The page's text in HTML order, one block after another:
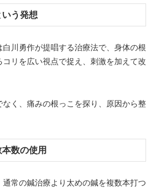
う発想
白川勇作が提唱する治療法で、身体の根
コリを広い視点で捉え、刺激を加えて改
なく、痛みの根っこを探り、原因から整
数の使用
通常の鍼治療より太めの鍼を複数本打つ